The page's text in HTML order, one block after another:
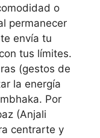
o
permanecer
envía tu
tus límites.
(gestos de
la energía
Por
(Anjali
centrarte y